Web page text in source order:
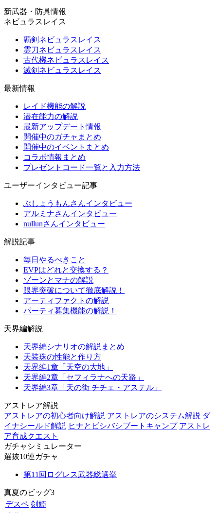
新武器・防具情報
ネビュラスレイス
覇剣ネビュラスレイス
霊刀ネビュラスレイス
古代機ネビュラスレイス
滅剣ネビュラスレイス
最新情報
レイド機能の解説
潜在能力の解説
最新アップデート情報
開催中のガチャまとめ
開催中のイベントまとめ
コラボ情報まとめ
プレゼントコード一覧と入力方法
ユーザーインタビュー記事
ぶしょうもんさんインタビュー
アルミナさんインタビュー
nullunさんインタビュー
解説記事
毎日やるべきこと
EVPはどれと交換する？
ゾーンとマナの解説
限界突破について徹底解説！
アーティファクトの解説
パーティ募集機能の解説！
天界編解説
天界編シナリオの解説まとめ
天装珠の性能と作り方
天界編1章「天空の大地」
天界編2章「セフィラナへの天路」
天界編3章「天の街 チチェ・アステル」
アストレア解説
アストレアの初心者向け解説 アストレアのシステム解説 ダ
イナシールド解説 ヒナとビシバシブートキャンプ アストレ
ア育成クエスト
ガチャシミュレーター
選抜10連ガチャ
第11回ログレス武器総選挙
真夏のビッグ3
デスペ 剣姫